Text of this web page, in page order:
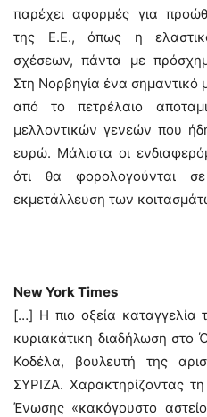
παρέχει αφορμές για
της Ε.Ε., όπως η
σχέσεων, πάντα με
Στη Νορβηγία ένα
από το πετρέλαιο
μελλοντικών γενεών που
ευρώ. Μάλιστα οι
ότι θα φορολογούνται
εκμετάλλευση των
New York Times
[…] Η πιο οξεία καταγγελία
κυριακάτικη διαδήλωση
Κοδέλα, βουλευτή της
ΣΥΡΙΖΑ. Χαρακτηρίζοντας
Ένωσης «κακόγουστο